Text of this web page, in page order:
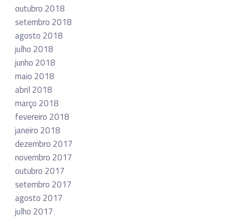
outubro 2018
setembro 2018
agosto 2018
julho 2018
junho 2018
maio 2018
abril 2018
março 2018
fevereiro 2018
janeiro 2018
dezembro 2017
novembro 2017
outubro 2017
setembro 2017
agosto 2017
julho 2017